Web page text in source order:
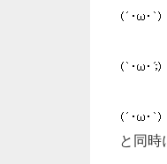
と同時